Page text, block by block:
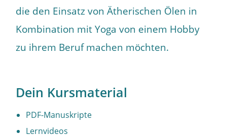
die den Einsatz von Ätherischen Ölen in
Kombination mit Yoga von einem Hobby
zu ihrem Beruf machen möchten.
Dein Kursmaterial
PDF-Manuskripte
Lernvideos